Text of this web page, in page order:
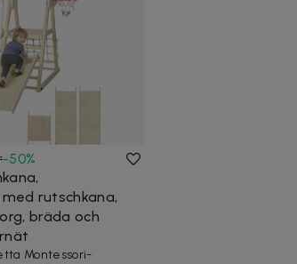
-50%
rutschkana,
bräda och
Montessori-